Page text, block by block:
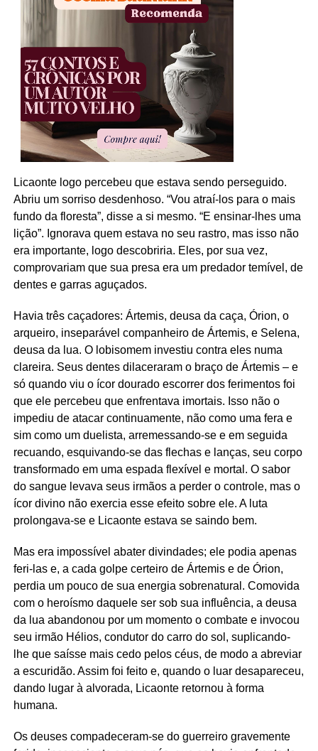
Licaonte logo percebeu que estava sendo perseguido.
Abriu um sorriso desdenhoso. “Vou atraí-los para o mais
fundo da floresta”, disse a si mesmo. “E ensinar-lhes uma
lição”. Ignorava quem estava no seu rastro, mas isso não
era importante, logo descobriria. Eles, por sua vez,
comprovariam que sua presa era um predador temível, de
dentes e garras aguçados.
Havia três caçadores: Ártemis, deusa da caça, Órion, o
arqueiro, inseparável companheiro de Ártemis, e Selena,
deusa da lua. O lobisomem investiu contra eles numa
clareira. Seus dentes dilaceraram o braço de Ártemis – e
só quando viu o ícor dourado escorrer dos ferimentos foi
que ele percebeu que enfrentava imortais. Isso não o
impediu de atacar continuamente, não como uma fera e
sim como um duelista, arremessando-se e em seguida
recuando, esquivando-se das flechas e lanças, seu corpo
transformado em uma espada flexível e mortal. O sabor
do sangue levava seus irmãos a perder o controle, mas o
ícor divino não exercia esse efeito sobre ele. A luta
prolongava-se e Licaonte estava se saindo bem.
Mas era impossível abater divindades; ele podia apenas
feri-las e, a cada golpe certeiro de Ártemis e de Órion,
perdia um pouco de sua energia sobrenatural. Comovida
com o heroísmo daquele ser sob sua influência, a deusa
da lua abandonou por um momento o combate e invocou
seu irmão Hélios, condutor do carro do sol, suplicando-
lhe que saísse mais cedo pelos céus, de modo a abreviar
a escuridão. Assim foi feito e, quando o luar desapareceu,
dando lugar à alvorada, Licaonte retornou à forma
humana.
Os deuses compadeceram-se do guerreiro gravemente